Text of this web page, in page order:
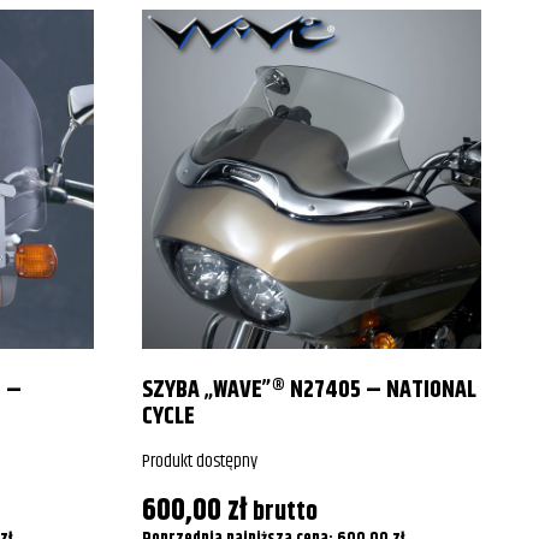
– SZYBA „WAVE”® N27405 – NATIONAL
CYCLE
Produkt dostępny
600,00złbrutto